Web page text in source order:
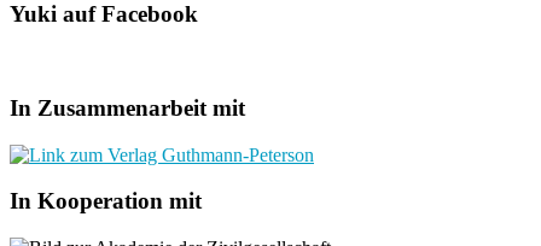
Yuki auf Facebook
In Zusammenarbeit mit
In Kooperation mit